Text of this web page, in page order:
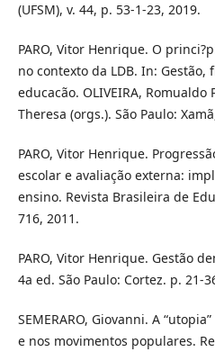
(UFSM), v. 44, p. 53-1-23, 2019.
PARO, Vitor Henrique. O
no contexto da LDB. In:
educacão. OLIVEIRA, Romualdo
Theresa (orgs.). São Paulo:
PARO, Vitor Henrique.
escolar e avaliação externa:
ensino. Revista Brasileira de
716, 2011.
PARO, Vitor Henrique. Gestão
4a ed. São Paulo: Cortez. p. 21-
SEMERARO, Giovanni. A
e nos movimentos populares.